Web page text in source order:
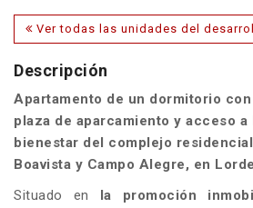
Ver todas las unidades del
Descripción
Apartamento de un dormitorio
plaza de aparcamiento y acceso a
bienestar del complejo
Boavista y Campo Alegre, en
Situado en
la promoción